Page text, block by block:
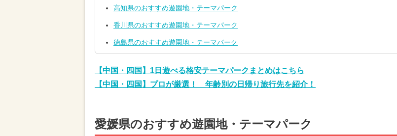
高知県のおすすめ遊園地・テーマパーク
香川県のおすすめ遊園地・テーマパーク
徳島県のおすすめ遊園地・テーマパーク
【中国・四国】1日遊べる格安テーマパークまとめはこちら
【中国・四国】プロが厳選！ 年齢別の日帰り旅行先を紹介！
愛媛県のおすすめ遊園地・テーマパーク